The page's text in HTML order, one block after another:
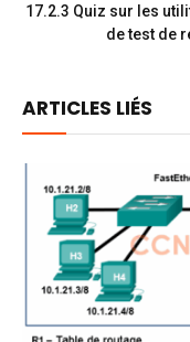
17.2.3 Quiz sur les
de test de
ARTICLES LIÉS